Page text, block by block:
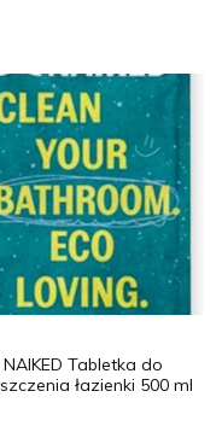
NAIKED Tabletka do
łazienki 500 ml